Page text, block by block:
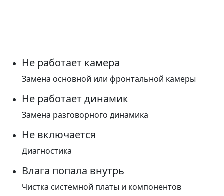
Не работает камера
Замена основной или фронтальной камеры
Не работает динамик
Замена разговорного динамика
Не включается
Диагностика
Влага попала внутрь
Чистка системной платы и компонентов